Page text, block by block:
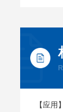
【应用